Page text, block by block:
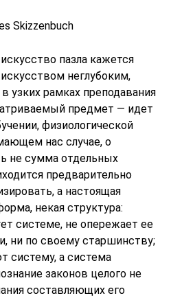
Skizzenbuch
пазла кажется
неглубоким,
рамках преподавания
предмет — идет
физиологической
нас случае, о
не сумма отдельных
предварительно
а настоящая
некая структура:
системе, не опережает ее
ни по своему старшинству;
систему, а система
законов целого не
составляющих его